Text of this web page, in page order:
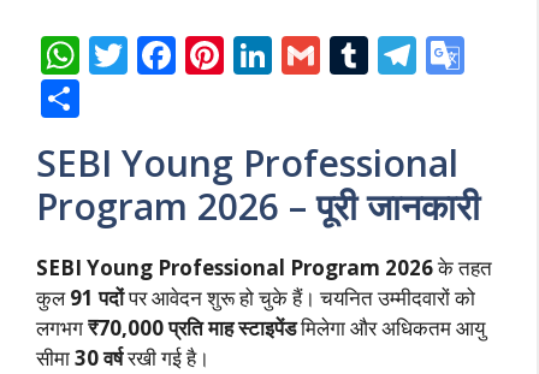
W
s
A
p
p
T
er
F
b
o
o
k
Pi
e
st
Li
e
dI
n
G
l
T
bl
r
T
gr
a
m
e
a
n
h
ar
e
SEBI Young Professional
Program 2026 – पूरी जानकारी
SEBI Young Professional Program 2026के तहत
कुल91 पदोंपर आवेदन शुरू हो चुके हैं। चयनित उम्मीदवारों को
लगभग₹70,000 प्रति माह स्टाइपेंडमिलेगा और अधिकतम आयु
सीमा30 वर्षरखी गई है।